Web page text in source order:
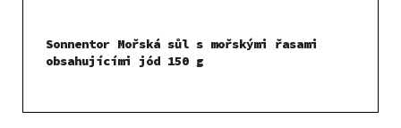
Sonnentor Mořská sůl s mořskými řasami
obsahujícími jód 150 g